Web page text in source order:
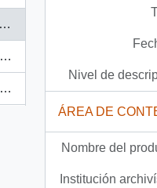
Nivel de
ÁREA DE
Nombre del
Institución